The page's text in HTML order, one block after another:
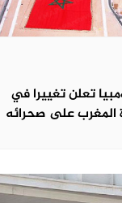
تعلن تغييرا في
المغرب على صحرائه